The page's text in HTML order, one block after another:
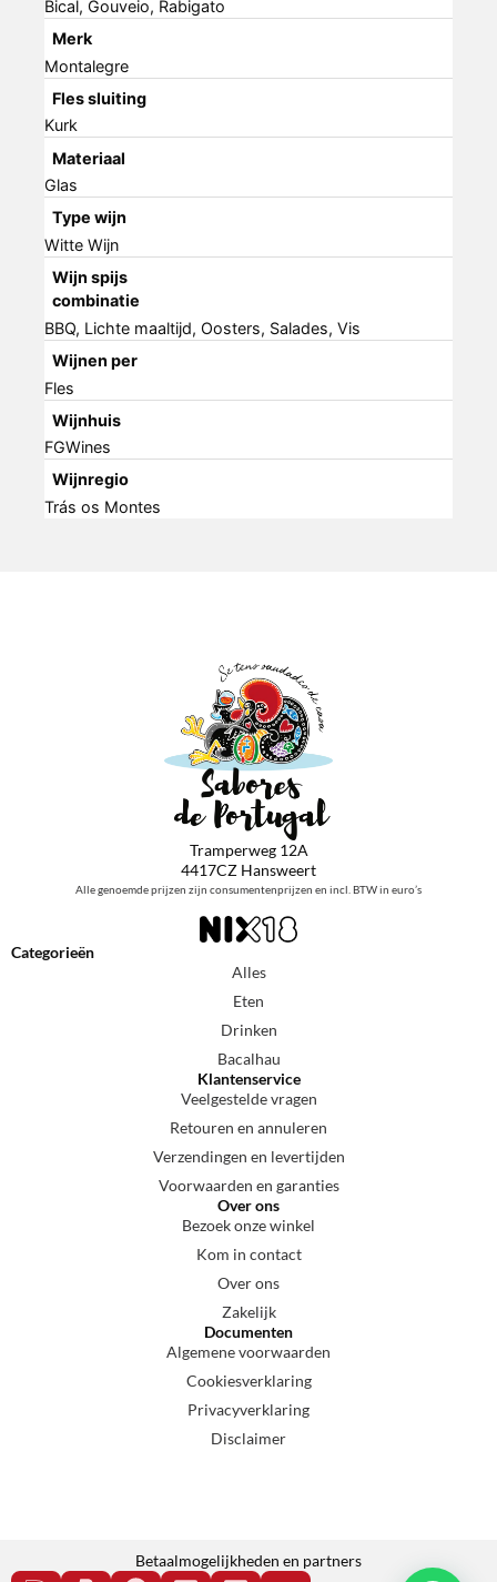
Bical, Gouveio, Rabigato
Merk
Montalegre
Fles sluiting
Kurk
Materiaal
Glas
Type wijn
Witte Wijn
Wijn spijs
combinatie
BBQ, Lichte maaltijd, Oosters, Salades, Vis
Wijnen per
Fles
Wijnhuis
FGWines
Wijnregio
Trás os Montes
Tramperweg 12A
4417CZ Hansweert
Alle genoemde prijzen zijn consumentenprijzen en incl. BTW in euro’s
Categorieën
Alles
Eten
Drinken
Bacalhau
Klantenservice
Veelgestelde vragen
Retouren en annuleren
Verzendingen en levertijden
Voorwaarden en garanties
Over ons
Bezoek onze winkel
Kom in contact
Over ons
Zakelijk
Documenten
Algemene voorwaarden
Cookiesverklaring
Privacyverklaring
Disclaimer
Betaalmogelijkheden en partners